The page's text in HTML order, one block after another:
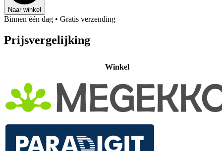
Naar winkel
Binnen één dag • Gratis verzending
Prijsvergelijking
Winkel